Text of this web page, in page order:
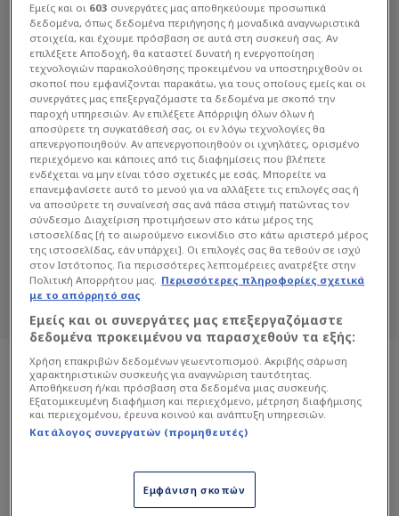
ΜΠΡΙΖΊΤ ΜΑΚΡΌΝ
Διαβάστε όλα τα άρθρα του Sportdog
σχετικά με το θέμα Μπριζίτ Μακρόν.
Sportdog: Πιστό στον φίλαθλο.
Εμείς και οι 603 συνεργάτες μας αποθηκεύουμε προσωπικά
δεδομένα, όπως δεδομένα περιήγησης ή μοναδικά αναγνωριστικά
στοιχεία, και έχουμε πρόσβαση σε αυτά στη συσκευή σας. Αν
επιλέξετε Αποδοχή, θα καταστεί δυνατή η ενεργοποίηση
τεχνολογιών παρακολούθησης προκειμένου να υποστηριχθούν οι
σκοποί που εμφανίζονται παρακάτω, για τους οποίους εμείς και οι
συνεργάτες μας επεξεργαζόμαστε τα δεδομένα με σκοπό την
παροχή υπηρεσιών. Αν επιλέξετε Απόρριψη όλων όλων ή
αποσύρετε τη συγκατάθεσή σας, οι εν λόγω τεχνολογίες θα
απενεργοποιηθούν. Αν απενεργοποιηθούν οι ιχνηλάτες, ορισμένο
περιεχόμενο και κάποιες από τις διαφημίσεις που βλέπετε
ενδέχεται να μην είναι τόσο σχετικές με εσάς. Μπορείτε να
επανεμφανίσετε αυτό το μενού για να αλλάξετε τις επιλογές σας ή
να αποσύρετε τη συναίνεσή σας ανά πάσα στιγμή πατώντας τον
σύνδεσμο Διαχείριση προτιμήσεων στο κάτω μέρος της
ιστοσελίδας [ή το αιωρούμενο εικονίδιο στο κάτω αριστερό μέρος
της ιστοσελίδας, εάν υπάρχει]. Οι επιλογές σας θα τεθούν σε ισχύ
στον Ιστότοπος. Για περισσότερες λεπτομέρειες ανατρέξτε στην
Πολιτική Απορρήτου μας. Περισσότερες πληροφορίες σχετικά
με το απόρρητό σας
Εμείς και οι συνεργάτες μας επεξεργαζόμαστε
δεδομένα προκειμένου να παρασχεθούν τα εξής:
Χρήση επακριβών δεδομένων γεωεντοπισμού. Ακριβής σάρωση
χαρακτηριστικών συσκευής για αναγνώριση ταυτότητας.
Αποθήκευση ή/και πρόσβαση στα δεδομένα μιας συσκευής.
Εξατομικευμένη διαφήμιση και περιεχόμενο, μέτρηση διαφήμισης
και περιεχομένου, έρευνα κοινού και ανάπτυξη υπηρεσιών.
Κατάλογος συνεργατών (προμηθευτές)
Εμφάνιση σκοπών